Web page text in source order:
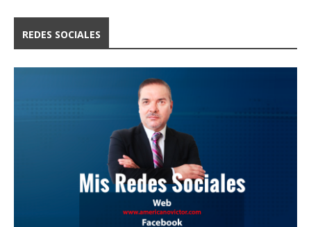
REDES SOCIALES